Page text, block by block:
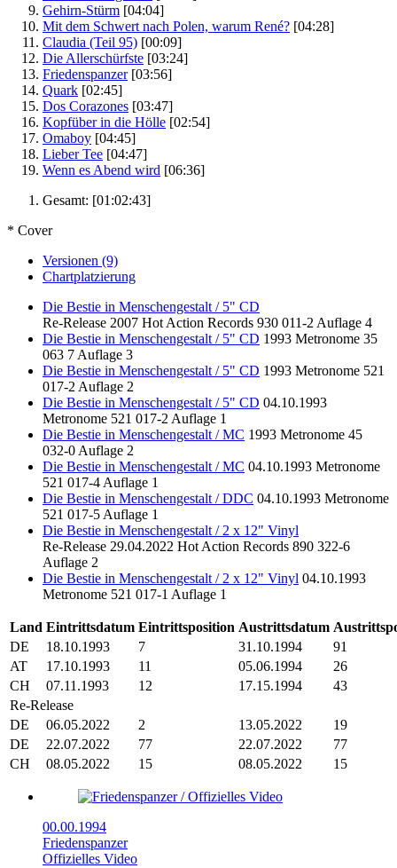
Gehirn-Stürm [04:04]
Mit dem Schwert nach Polen, warum René? [04:28]
Claudia (Teil 95) [00:09]
Die Allerschürfste [03:24]
Friedenspanzer [03:56]
Quark [02:45]
Dos Corazones [03:47]
Kopfüber in die Hölle [02:54]
Omaboy [04:45]
Lieber Tee [04:47]
Wenn es Abend wird [06:36]
Gesamt: [01:02:43]
* Cover
Versionen (9)
Chartplatzierung
Die Bestie in Menschengestalt / 5" CD
Re-Release 2007 Hot Action Records 930 011-2 Auflage 4
Die Bestie in Menschengestalt / 5" CD 1993 Metronome 35
063 7 Auflage 3
Die Bestie in Menschengestalt / 5" CD 1993 Metronome 521
017-2 Auflage 2
Die Bestie in Menschengestalt / 5" CD 04.10.1993
Metronome 521 017-2 Auflage 1
Die Bestie in Menschengestalt / MC 1993 Metronome 45
032-0 Auflage 2
Die Bestie in Menschengestalt / MC 04.10.1993 Metronome
521 017-4 Auflage 1
Die Bestie in Menschengestalt / DDC 04.10.1993 Metronome
521 017-5 Auflage 1
Die Bestie in Menschengestalt / 2 x 12" Vinyl
Re-Release 29.04.2022 Hot Action Records 890 322-6
Auflage 2
Die Bestie in Menschengestalt / 2 x 12" Vinyl 04.10.1993
Metronome 521 017-1 Auflage 1
Land Eintrittsdatum Eintrittsposition Austrittsdatum
DE
18.10.1993 7 31.10.1994
91
AT
17.10.1993 11 05.06.1994
26
CH
07.11.1993 12 17.15.1994
43
Re-Release
DE
06.05.2022 2 13.05.2022
19
DE
22.07.2022 77 22.07.2022
77
CH
08.05.2022 15 08.05.2022 15
00.00.1994
Friedenspanzer
Offizielles Video